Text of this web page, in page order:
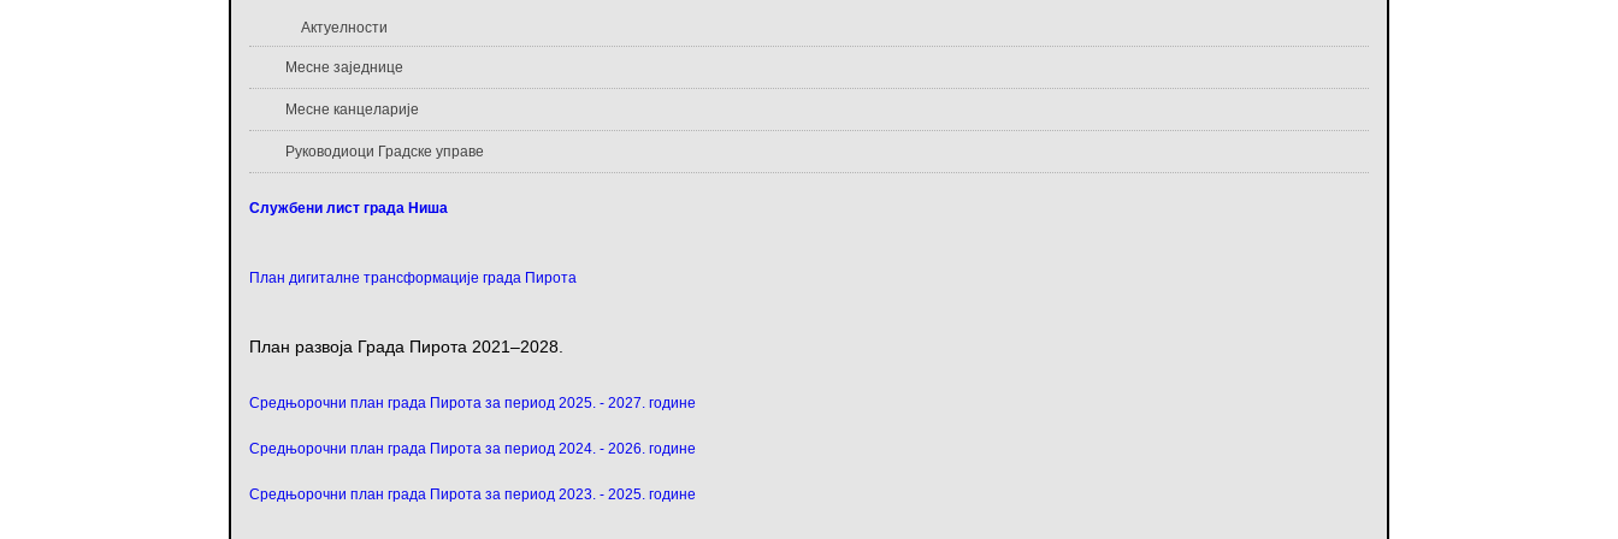
Актуелности
Месне заједнице
Месне канцеларије
Руководиоци Градске управе
Службени лист града Ниша
План дигиталне трансформације града Пирота
План развоја Града Пирота 2021–2028.
Средњорочни план града Пирота за период 2025. - 2027. године
Средњорочни план града Пирота за период 2024. - 2026. године
Средњорочни план града Пирота за период 2023. - 2025. године